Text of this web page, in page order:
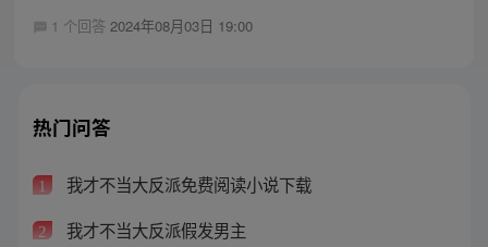
1 个回答 2024年08月03日 19:00
热门问答
1 我才不当大反派免费阅读小说下载
2 我才不当大反派假发男主